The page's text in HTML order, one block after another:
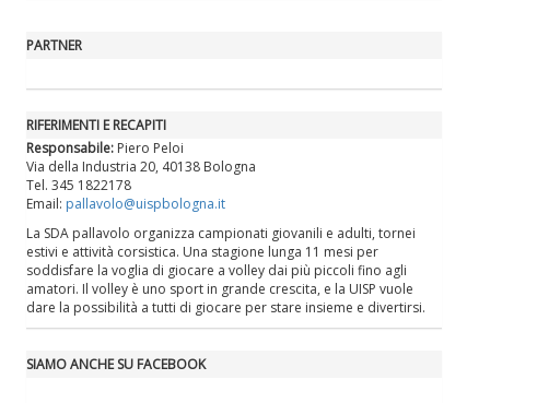
La formazione Uisp rallenta ma
prosegue anche in estate
Tiziano Pesce nel Cda di
Fondazione Terzjus: prima riunione
a Roma
PARTNER
RIFERIMENTI E RECAPITI
Responsabile: Piero Peloi
Via della Industria 20, 40138 Bologna
Tel. 345 1822178
Email: pallavolo@uispbologna.it
La SDA pallavolo organizza campionati giovanili e adulti, tornei
estivi e attività corsistica. Una stagione lunga 11 mesi per
soddisfare la voglia di giocare a volley dai più piccoli fino agli
amatori. Il volley è uno sport in grande crescita, e la UISP vuole
dare la possibilità a tutti di giocare per stare insieme e divertirsi.
SIAMO ANCHE SU FACEBOOK